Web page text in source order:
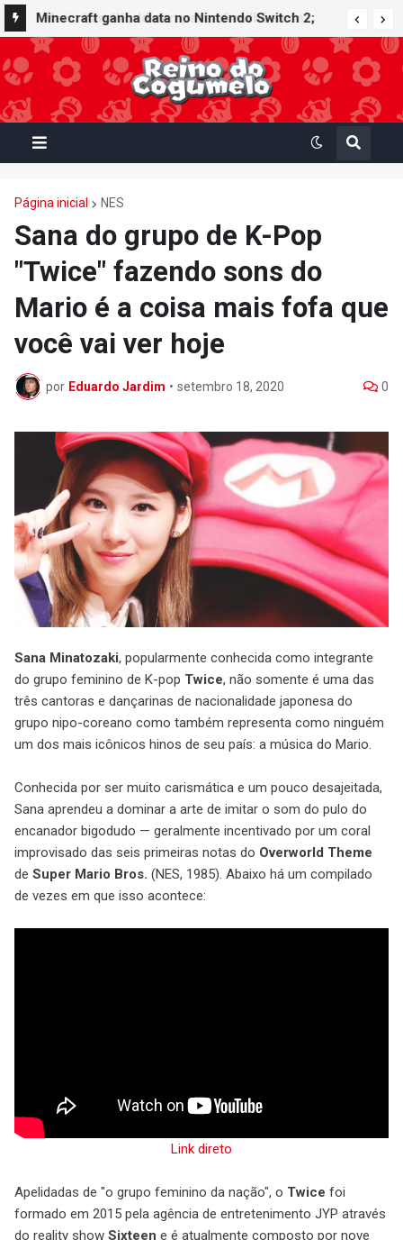
Minecraft ganha data no Nintendo Switch 2;
Super Mario Mash-Up receberá atualização
gráfica exclusiva
Página inicial NES
Sana do grupo de K-Pop
"Twice" fazendo sons do
Mario é a coisa mais fofa que
você vai ver hoje
por Eduardo Jardim • setembro 18, 2020 0
Sana Minatozaki, popularmente conhecida como integrante
do grupo feminino de K-pop Twice, não somente é uma das
três cantoras e dançarinas de nacionalidade japonesa do
grupo nipo-coreano como também representa como ninguém
um dos mais icônicos hinos de seu país: a música do Mario.
Conhecida por ser muito carismática e um pouco desajeitada,
Sana aprendeu a dominar a arte de imitar o som do pulo do
encanador bigodudo — geralmente incentivado por um coral
improvisado das seis primeiras notas do Overworld Theme
de Super Mario Bros. (NES, 1985). Abaixo há um compilado
de vezes em que isso acontece:
Link direto
Apelidadas de "o grupo feminino da nação", o Twice foi
formado em 2015 pela agência de entretenimento JYP através
do reality show Sixteen e é atualmente composto por nove